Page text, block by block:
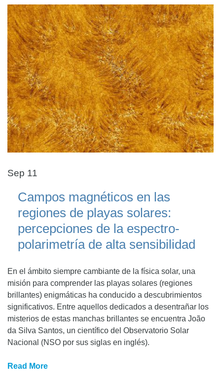
Sep 11
Campos magnéticos en las
regiones de playas solares:
percepciones de la espectro-
polarimetría de alta sensibilidad
En el ámbito siempre cambiante de la física solar, una
misión para comprender las playas solares (regiones
brillantes) enigmáticas ha conducido a descubrimientos
significativos. Entre aquellos dedicados a desentrañar los
misterios de estas manchas brillantes se encuentra João
da Silva Santos, un científico del Observatorio Solar
Nacional (NSO por sus siglas en inglés).
Read More